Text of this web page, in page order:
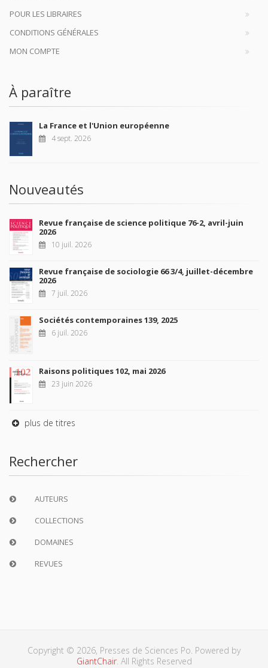
POUR LES LIBRAIRES
CONDITIONS GÉNÉRALES
MON COMPTE
À paraître
La France et l'Union européenne
4 sept. 2026
Nouveautés
Revue française de science politique 76-2, avril-juin
2026
10 juil. 2026
Revue française de sociologie 66 3/4, juillet-décembre
2026
7 juil. 2026
Sociétés contemporaines 139, 2025
6 juil. 2026
Raisons politiques 102, mai 2026
23 juin 2026
plus de titres
Rechercher
AUTEURS
COLLECTIONS
DOMAINES
REVUES
Copyright © 2026, Presses de Sciences Po. Powered by
GiantChair. All Rights Reserved